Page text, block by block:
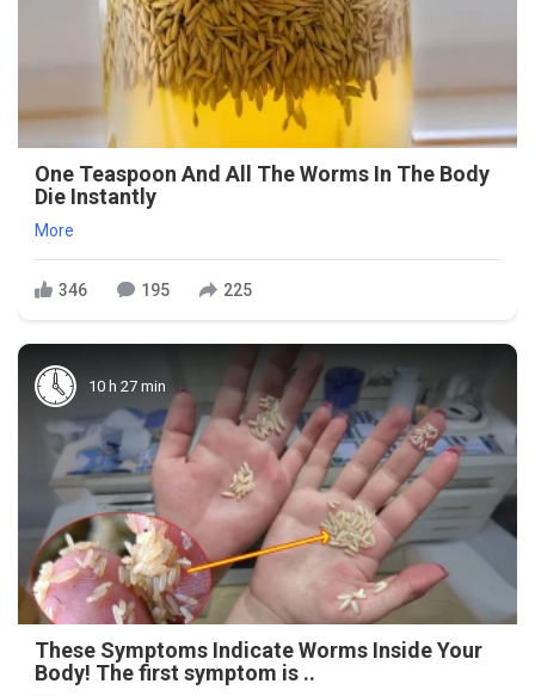
One Teaspoon And All The Worms In The Body
Die Instantly
More
346 195 225
10 h 27 min
These Symptoms Indicate Worms Inside Your
Body! The first symptom is ..